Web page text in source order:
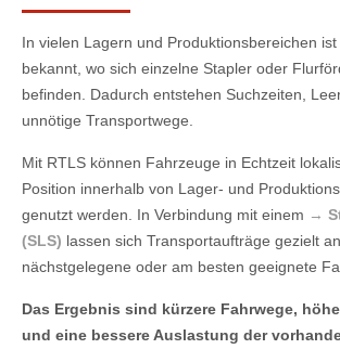
In vielen Lagern und Produktionsbereichen
bekannt, wo sich einzelne Stapler oder
befinden. Dadurch entstehen Suchzeiten,
unnötige Transportwege.
Mit RTLS können Fahrzeuge in Echtzeit
Position innerhalb von Lager- und
genutzt werden. In Verbindung mit einem →
(SLS) lassen sich Transportaufträge gezielt
nächstgelegene oder am besten geeignete
Das Ergebnis sind kürzere Fahrwege,
und eine bessere Auslastung der